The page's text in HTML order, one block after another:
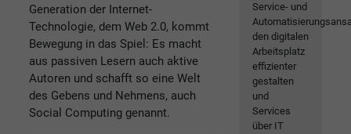
Generation der Internet-
Technologie, dem Web 2.0, kommt
Bewegung in das Spiel: Es macht
aus passiven Lesern auch aktive
Autoren und schafft so eine Welt
des Gebens und Nehmens, auch
Social Computing genannt.
Service- und
den digitalen
Arbeitsplatz
effizienter
gestalten
und
Services
über IT